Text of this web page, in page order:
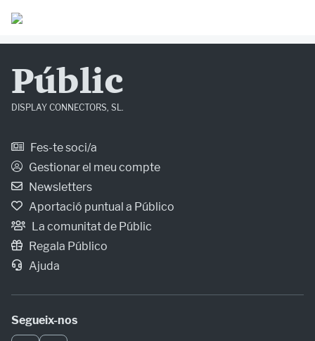
Públic
DISPLAY CONNECTORS, SL.
Fes-te soci/a
Gestionar el meu compte
Newsletters
Aportació puntual a Público
La comunitat de Públic
Regala Público
Ajuda
Segueix-nos